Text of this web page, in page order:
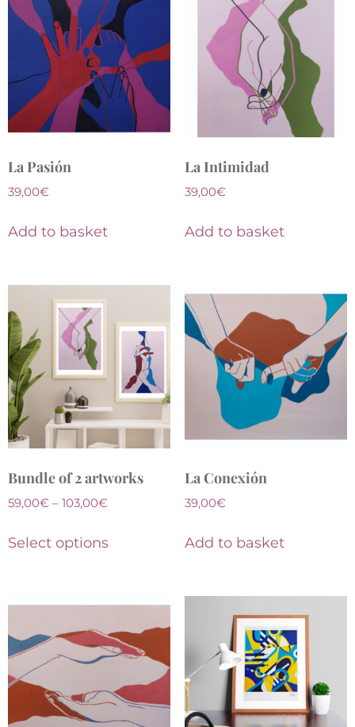
La Pasión
39,00€
Add to basket
La Intimidad
39,00€
Add to basket
Bundle of 2 artworks
59,00€ – 103,00€
Select options
La Conexión
39,00€
Add to basket